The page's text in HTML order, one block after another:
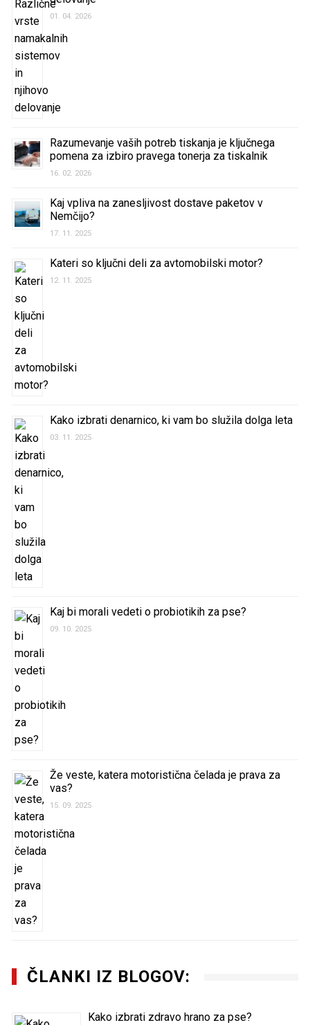
01. 04. 2026
Razumevanje vaših potreb tiskanja je ključnega
pomena za izbiro pravega tonerja za tiskalnik
16. 02. 2026
Kaj vpliva na zanesljivost dostave paketov v
Nemčijo?
17. 11. 2025
Kateri so ključni deli za avtomobilski motor?
12. 11. 2025
Kako izbrati denarnico, ki vam bo služila dolga leta
03. 11. 2025
Kaj bi morali vedeti o probiotikih za pse?
09. 10. 2025
Že veste, katera motoristična čelada je prava za
vas?
15. 09. 2025
ČLANKI IZ BLOGOV:
Kako izbrati zdravo hrano za pse?